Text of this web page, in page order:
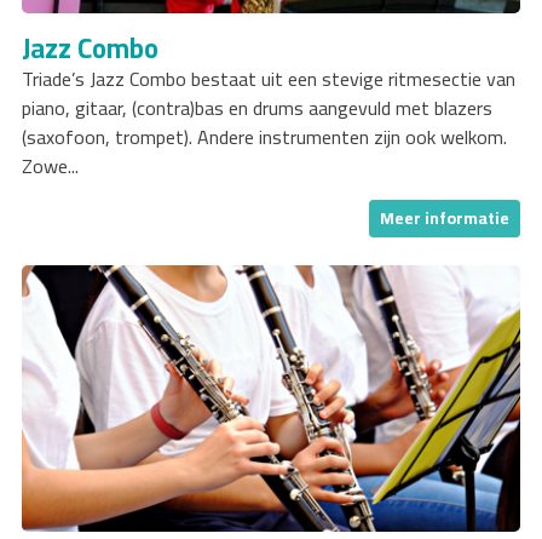
Jazz Combo
Triade’s Jazz Combo bestaat uit een stevige ritmesectie van
piano, gitaar, (contra)bas en drums aangevuld met blazers
(saxofoon, trompet). Andere instrumenten zijn ook welkom.
Zowe...
Meer informatie